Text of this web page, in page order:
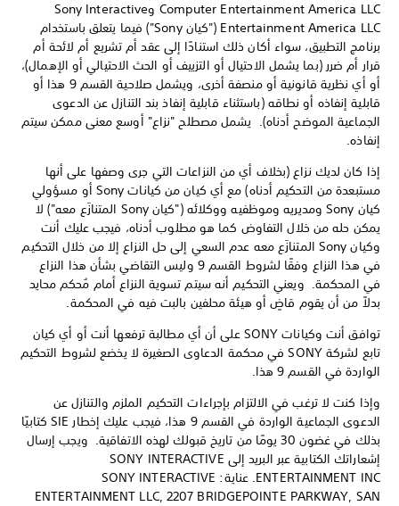
Computer Entertainment America LLC وSony Interactive
Entertainment America LLC ("كيان Sony") فيما يتعلق باستخدام
برنامج التطبيق، سواء أكان ذلك استنادًا إلى عقد أم تشريع أم لائحة أم
قرار أم ضرر (بما يشمل الاحتيال أو التزييف أو الحث الاحتيالي أو الإهمال)،
أو أي نظرية قانونية أو منصفة أخرى، ويشمل صلاحية القسم 9 هذا أو
قابلية إنفاذه أو نطاقه (باستثناء قابلية إنفاذ بند التنازل عن الدعوى
الجماعية الموضح أدناه). يشمل مصطلح "نزاع" أوسع معنى ممكن سيتم
إنفاذه.
إذا كان لديك نزاع (بخلاف أي من النزاعات التي جرى وصفها على أنها
مستبعدة من التحكيم أدناه) مع أي كيان من كيانات Sony أو مسؤولي
كيان Sony ومديريه وموظفيه ووكلائه ("كيان Sony المتنازَع معه") لا
يمكن حله من خلال التفاوض كما هو مطلوب أدناه، فيجب عليك أنت
وكيان Sony المتنازَع معه عدم السعي إلى حل النزاع إلا من خلال التحكيم
في هذا النزاع وفقًا لشروط القسم 9 وليس التقاضي بشأن هذا النزاع
في المحكمة. ويعني التحكيم أنه سيتم تسوية النزاع أمام مُحكم محايد
بدلاً من أن يقوم قاضٍ أو هيئة محلفين بالبت فيه في المحكمة.
توافق أنت وكيانات SONY على أن أي مطالبة ترفعها أنت أو أي كيان
تابع لشركة SONY في محكمة الدعاوى الصغيرة لا يخضع لشروط التحكيم
الواردة في القسم 9 هذا.
وإذا كنت لا ترغب في الالتزام بإجراءات التحكيم الملزم والتنازل عن
الدعوى الجماعية الواردة في القسم 9 هذا، فيجب عليك إخطار SIE كتابيًا
بذلك في غضون 30 يومًا من تاريخ قبولك لهذه الاتفاقية. ويجب إرسال
إشعاراتك الكتابية عبر البريد إلى SONY INTERACTIVE
ENTERTAINMENT INC. عناية: SONY INTERACTIVE
ENTERTAINMENT LLC, 2207 BRIDGEPOINTE PARKWAY, SAN